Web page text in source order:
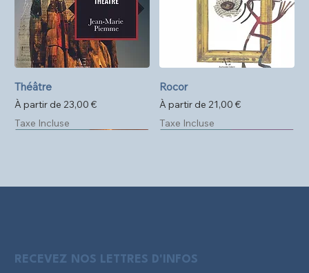
Théâtre
À partir de 23,00 €
Prix promotionnel
Taxe Incluse
Rocor
À partir de 21,00 €
Prix promotionnel
Taxe Incluse
RECEVEZ NOS LETTRES D'INFOS